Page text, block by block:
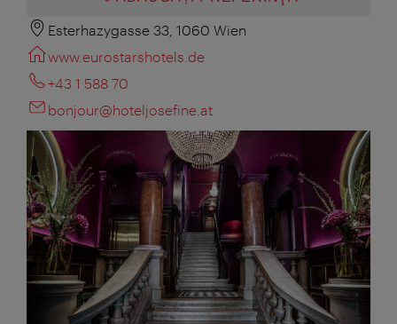
Esterhazygasse 33, 1060 Wien
www.eurostarshotels.de
+43 1 588 70
bonjour@hoteljosefine.at